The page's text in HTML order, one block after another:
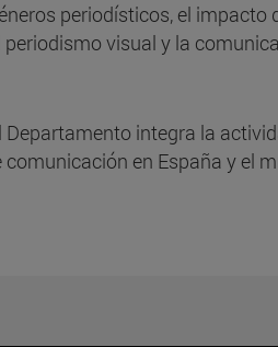
periodísticos, el impacto
visual y la
integra la
en España y el